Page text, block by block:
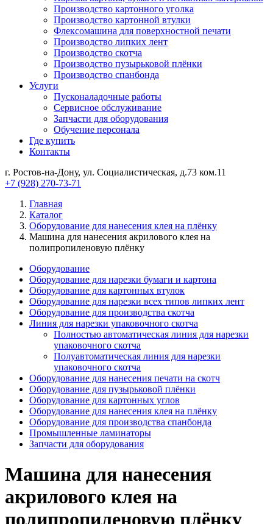
Производство картонного уголка
Производство картонной втулки
Флексомашина для поверхностной печати
Производство липких лент
Производство скотча
Производство пузырьковой плёнки
Производство спанбонда
Услуги
Пусконаладочные работы
Сервисное обслуживание
Запчасти для оборудования
Обучение персонала
Где купить
Контакты
г. Ростов-на-Дону, ул. Социалистическая, д.73 ком.11
+7 (928) 270-73-71
Главная
Каталог
Оборудование для нанесения клея на плёнку
Машина для нанесения акрилового клея на
полипропиленовую плёнку
Оборудование
Оборудование для нарезки бумаги и картона
Оборудование для картонных втулок
Оборудование для нарезки всех типов липких лент
Оборудование для производства скотча
Линия для нарезки упаковочного скотча
Полностью автоматическая линия для нарезки
упаковочного скотча
Полуавтоматическая линия для нарезки
упаковочного скотча
Оборудование для нанесения печати на скотч
Оборудование для пузырьковой плёнки
Оборудование для картонных углов
Оборудование для нанесения клея на плёнку
Оборудование для производства спанбонда
Промышленные ламинаторы
Запчасти для оборудования
Машина для нанесения
акрилового клея на
полипропиленовую плёнку